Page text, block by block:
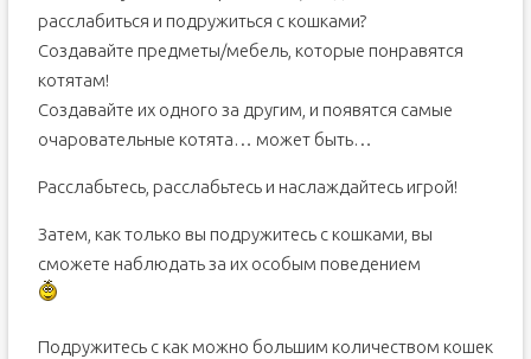
расслабиться и подружиться с кошками?
Создавайте предметы/мебель, которые понравятся
котятам!
Создавайте их одного за другим, и появятся самые
очаровательные котята… может быть…
Расслабьтесь, расслабьтесь и наслаждайтесь игрой!
Затем, как только вы подружитесь с кошками, вы
сможете наблюдать за их особым поведением
Подружитесь с как можно большим количеством кошек